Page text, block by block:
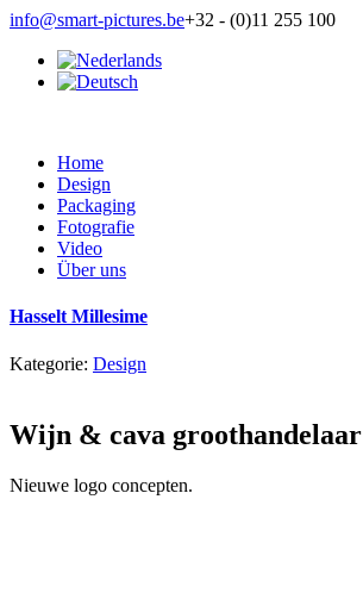
info@smart-pictures.be+32 - (0)11 255 100
Home
Design
Packaging
Fotografie
Video
Über uns
Hasselt Millesime
Kategorie: Design
Wijn & cava groothandelaar
Nieuwe logo concepten.